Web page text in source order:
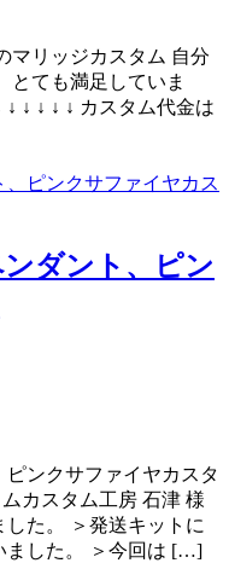
マリッジカスタム 自分
とても満足していま
↓ ↓ ↓ ↓ カスタム代金は
ダント、ピン
ンクサファイヤカスタ
カスタム工房 石津 様
た。 ＞発送キットに
ました。 ＞今回は […]